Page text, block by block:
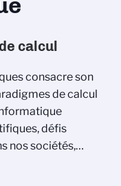
calcul
consacre son
de calcul
défis
nos sociétés,…